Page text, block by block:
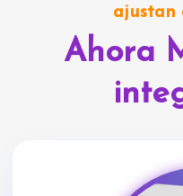
ajustan
Ahora